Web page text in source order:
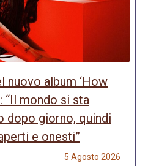
nuovo album ‘How
“Il mondo si sta
dopo giorno, quindi
e onesti”
5 Agosto 2026